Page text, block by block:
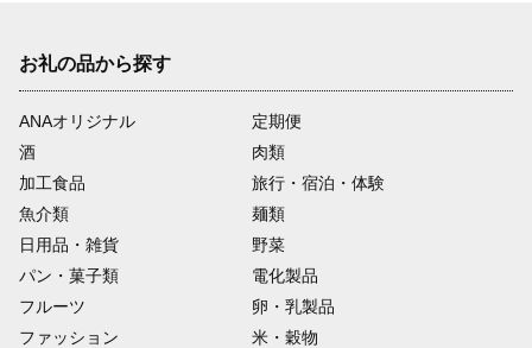
お礼の品から探す
ANAオリジナル
定期便
酒
肉類
加工食品
旅行・宿泊・体験
魚介類
麺類
日用品・雑貨
野菜
パン・菓子類
電化製品
フルーツ
卵・乳製品
ファッション
米・穀物